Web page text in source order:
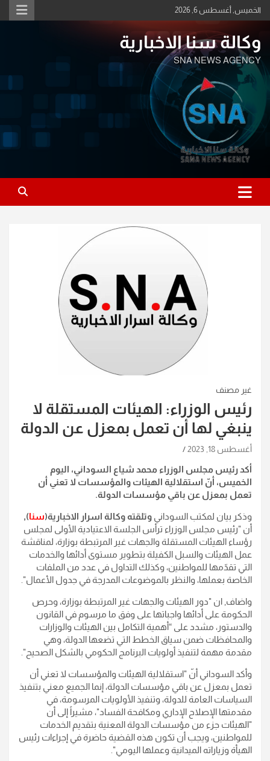
Skip
to
الخميس, أغسطس 6, 2026
وكالة سنا الاخبارية
SNA NEWS AGENCY
غير مصنف
رئيس الوزراء: الهيئات المستقلة لا
ينبغي لها أن تعمل بمعزل عن الدولة
أغسطس 18, 2023
أكد رئيس مجلس الوزراء محمد شياع السوداني، اليوم
الخميس، أنّ استقلالية الهيئات والمؤسسات لا تعني أن
تعمل بمعزل عن باقي مؤسسات الدولة.
وذكر بيان لمكتب السوداني وتلقته وكالة اسرار الاخبارية(سنا),
أن "رئيس مجلس الوزراء ترأس الجلسة الاعتيادية الأولى لمجلس
رؤساء الهيئات المستقلة والجهات غير المرتبطة بوزارة، لمناقشة
عمل الهيئات والسبل الكفيلة بتطوير مستوى أدائها والخدمات
التي تقدّمها للمواطنين، وكذلك التداول في عدد من الملفات
الخاصة بعملها، والنظر بالموضوعات المدرجة في جدول الأعمال".
واضاف, ان "دور الهيئات والجهات غير المرتبطة بوزارة، وحرص
الحكومة على أدائها واجباتها على وفق ما مرسوم في القانون
والدستور، مشدد على “أهمية التكامل بين الهيئات والوزارات
والمحافظات ضمن سياق الخطط التي تضعها الدولة، وهي
مقدمة مهمة لتنفيذ أولويات البرنامج الحكومي بالشكل الصحيح".
وأكد السوداني أنّ "استقلالية الهيئات والمؤسسات لا تعني أن
تعمل بمعزل عن باقي مؤسسات الدولة، إنما الجميع معني بتنفيذ
السياسات العامة للدولة، وتنفيذ الأولويات المرسومة، في
مقدمتها الإصلاح الإداري ومكافحة الفساد"، مشيراً إلى أن
"الهيئات جزء من مؤسسات الدولة المعنية بتقديم الخدمات
للمواطنين، ويجب أن تكون هذه القضية حاضرة في إجراءات رئيس
الهيأة وزياراته الميدانية وعملها اليومي".